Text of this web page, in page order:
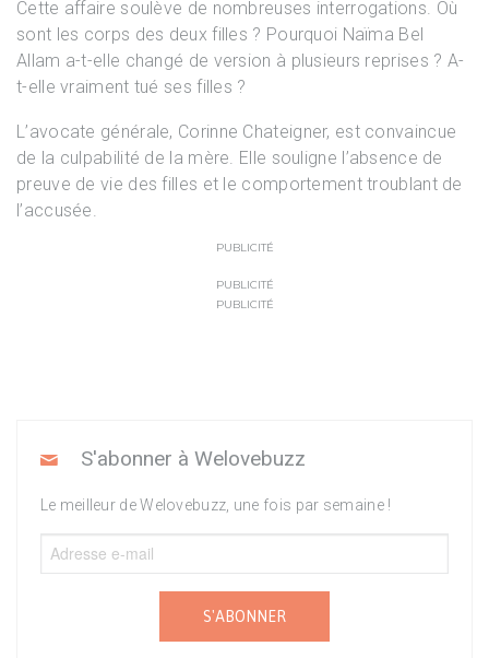
Cette affaire soulève de nombreuses interrogations. Où
sont les corps des deux filles ? Pourquoi Naïma Bel
Allam a-t-elle changé de version à plusieurs reprises ? A-
t-elle vraiment tué ses filles ?
L’avocate générale, Corinne Chateigner, est convaincue
de la culpabilité de la mère. Elle souligne l’absence de
preuve de vie des filles et le comportement troublant de
l’accusée.
PUBLICITÉ
PUBLICITÉ
PUBLICITÉ
S'abonner à Welovebuzz
Le meilleur de Welovebuzz, une fois par semaine !
S'ABONNER